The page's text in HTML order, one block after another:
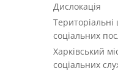
Дислокація
соціальних
Харківський
соціальних